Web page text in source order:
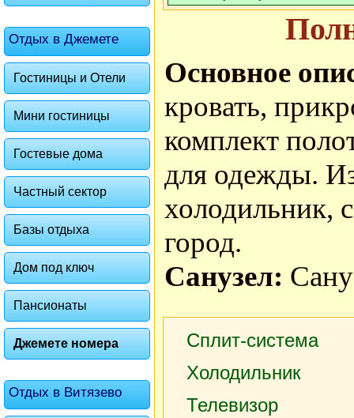
Отдых в Джемете
Гостиницы и Отели
Мини гостиницы
Гостевые дома
Частный сектор
Базы отдыха
Дом под ключ
Пансионаты
Джемете номера
Отдых в Витязево
Основное
кровать,
комплект
для одежды.
холодильник,
город.
Санузел:
Сплит-система
Холодильник
Телевизор